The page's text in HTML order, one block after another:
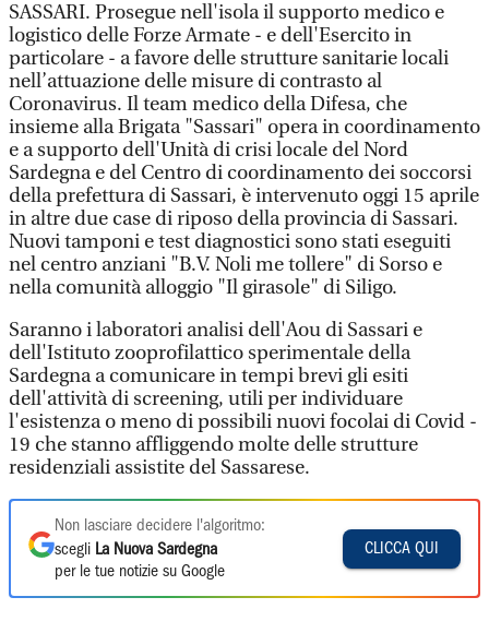
SASSARI. Prosegue nell'isola il supporto medico e
logistico delle Forze Armate - e dell'Esercito in
particolare - a favore delle strutture sanitarie locali
nell’attuazione delle misure di contrasto al
Coronavirus. Il team medico della Difesa, che
insieme alla Brigata "Sassari" opera in coordinamento
e a supporto dell'Unità di crisi locale del Nord
Sardegna e del Centro di coordinamento dei soccorsi
della prefettura di Sassari, è intervenuto oggi 15 aprile
in altre due case di riposo della provincia di Sassari.
Nuovi tamponi e test diagnostici sono stati eseguiti
nel centro anziani "B.V. Noli me tollere" di Sorso e
nella comunità alloggio "Il girasole" di Siligo.
Saranno i laboratori analisi dell'Aou di Sassari e
dell'Istituto zooprofilattico sperimentale della
Sardegna a comunicare in tempi brevi gli esiti
dell'attività di screening, utili per individuare
l'esistenza o meno di possibili nuovi focolai di Covid -
19 che stanno affliggendo molte delle strutture
residenziali assistite del Sassarese.
Non lasciare decidere l'algoritmo:
scegli La Nuova Sardegna
per le tue notizie su Google
CLICCA QUI